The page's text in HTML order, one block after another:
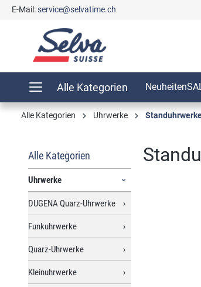
Zur Hauptnavigation springen
E-Mail:service@selvatime.ch
Alle Kategorien Neuheiten
Alle Kategorien Uhrwerke
Alle Kategorien
Uhrwerke
DUGENA Quarz-Uhrwerke
Funkuhrwerke
Quarz-Uhrwerke
Kleinuhrwerke